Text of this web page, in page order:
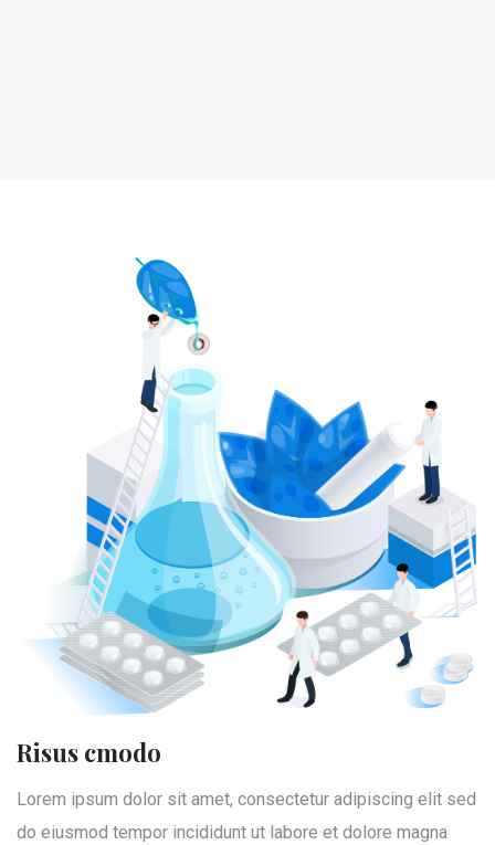
Risus cmodo
Lorem ipsum dolor sit amet, consectetur adipiscing elit sed
do eiusmod tempor incididunt ut labore et dolore magna